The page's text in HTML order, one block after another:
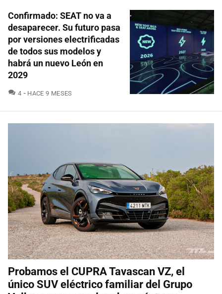
Confirmado: SEAT no va a
desaparecer. Su futuro pasa
por versiones electrificadas
de todos sus modelos y
habrá un nuevo León en
2029
4 COMENTARIOS
HACE 9 MESES
Probamos el CUPRA Tavascan VZ, el
único SUV eléctrico familiar del Grupo